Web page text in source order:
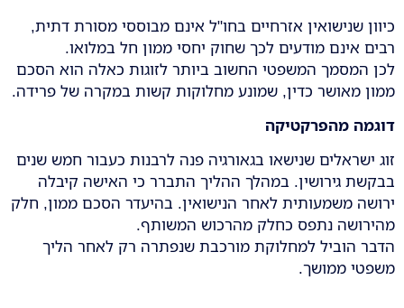
כיוון שנישואין אזרחיים בחו"ל אינם מבוססי מסורת דתית,
רבים אינם מודעים לכך שחוק יחסי ממון חל במלואו.
לכן המסמך המשפטי החשוב ביותר לזוגות כאלה הוא הסכם
ממון מאושר כדין, שמונע מחלוקות קשות במקרה של פרידה.
דוגמה מהפרקטיקה
זוג ישראלים שנישאו בגאורגיה פנה לרבנות כעבור חמש שנים
בבקשת גירושין. במהלך ההליך התברר כי האישה קיבלה
ירושה משמעותית לאחר הנישואין. בהיעדר הסכם ממון, חלק
מהירושה נתפס כחלק מהרכוש המשותף.
הדבר הוביל למחלוקת מורכבת שנפתרה רק לאחר הליך
משפטי ממושך.